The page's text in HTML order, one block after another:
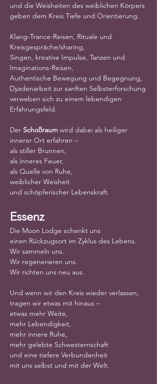
und die Weisheiten des weiblichen Körpers
geben dem Kreis Tiefe und Orientierung.
Klang-Trance-Reisen, Rituale und
Kreisgespräche/sharing,
Singen, kreative Impulse, Tanzen und
Imaginations-Reisen,
Authentische Bewegung und Begegnung,
Dyadenarbeit zur sanften Selbsterforschung
verweben sich zu einem lebendigen
Erfahrungsfeld.
Der Schoßraum wird dabei als heiliger
innerer Ort erfahren –
als stiller Brunnen,
als inneres Feuer,
als Quelle von Ruhe,
weiblicher Weisheit
und schöpferischer Lebenskraft.
Essenz
Die Moon Lodge schenkt uns
einen Rückzugsort im Zyklus des Lebens.
Wir sammeln uns.
Wir regenerieren uns.
Wir richten uns neu aus.
Und wenn wir den Kreis wieder verlassen,
tragen wir etwas mit hinaus –
etwas mehr Weite,
mehr Lebendigkeit,
mehr innere Ruhe,
mehr gelebte Schwesternschaft
und eine tiefere Verbundenheit
mit uns selbst und mit der Welt.